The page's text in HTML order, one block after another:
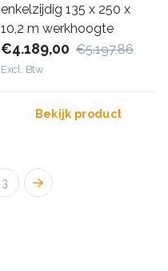
enkelzijdig 135 x 250 x
10,2 m werkhoogte
€4.189,00 €5.197,86
Excl. Btw
Bekijk product
3